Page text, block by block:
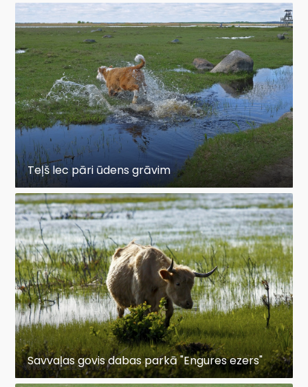
Teļš lec pāri ūdens grāvim
Savvaļas govis dabas parkā "Engures ezers"